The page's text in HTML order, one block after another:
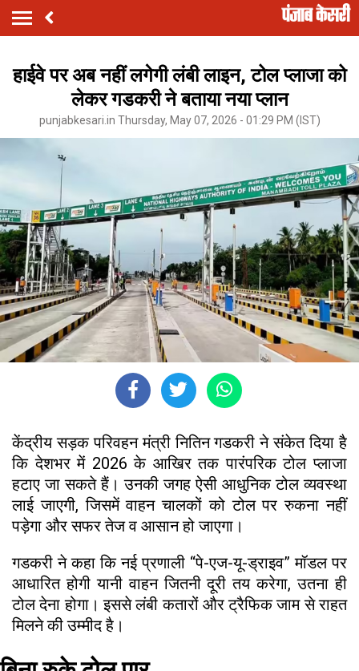
हाईवे पर अब नहीं लगेगी लंबी लाइन, टोल प्लाजा को
लेकर गडकरी ने बताया नया प्लान
punjabkesari.in Thursday, May 07, 2026 - 01:29 PM (IST)
केंद्रीय सड़क परिवहन मंत्री नितिन गडकरी ने संकेत दिया है
कि देशभर में 2026 के आखिर तक पारंपरिक टोल प्लाजा
हटाए जा सकते हैं। उनकी जगह ऐसी आधुनिक टोल व्यवस्था
लाई जाएगी, जिसमें वाहन चालकों को टोल पर रुकना नहीं
पड़ेगा और सफर तेज व आसान हो जाएगा।
गडकरी ने कहा कि नई प्रणाली “पे-एज-यू-ड्राइव” मॉडल पर
आधारित होगी यानी वाहन जितनी दूरी तय करेगा, उतना ही
टोल देना होगा। इससे लंबी कतारों और ट्रैफिक जाम से राहत
मिलने की उम्मीद है।